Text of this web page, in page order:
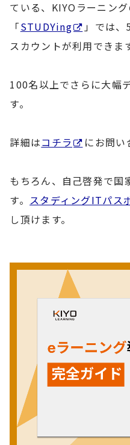
ている、KIYOラーニン
「STUDYing
」では
スカウントが利用できま
100名以上でさらに大幅
す。
詳細はコチラ にお問い
もちろん、自己啓発で国
す。 スタディングITパス
し頂けます。